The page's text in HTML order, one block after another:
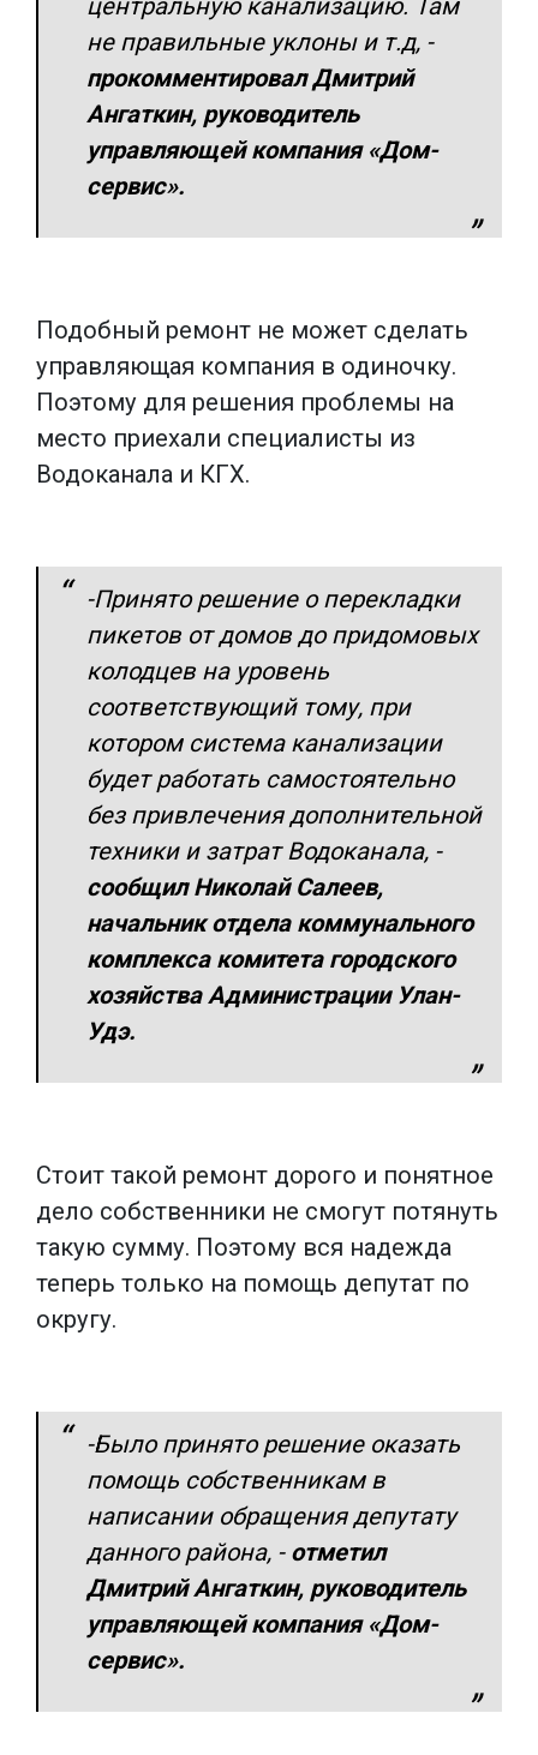
центральную канализацию. Там
не правильные уклоны и т.д, -
прокомментировал Дмитрий
Ангаткин, руководитель
управляющей компания «Дом-
сервис».
Подобный ремонт не может сделать
управляющая компания в одиночку.
Поэтому для решения проблемы на
место приехали специалисты из
Водоканала и КГХ.
-Принято решение о перекладки
пикетов от домов до придомовых
колодцев на уровень
соответствующий тому, при
котором система канализации
будет работать самостоятельно
без привлечения дополнительной
техники и затрат Водоканала, -
сообщил Николай Салеев,
начальник отдела коммунального
комплекса комитета городского
хозяйства Администрации Улан-
Удэ.
Стоит такой ремонт дорого и понятное
дело собственники не смогут потянуть
такую сумму. Поэтому вся надежда
теперь только на помощь депутат по
округу.
-Было принято решение оказать
помощь собственникам в
написании обращения депутату
данного района, - отметил
Дмитрий Ангаткин, руководитель
управляющей компания «Дом-
сервис».